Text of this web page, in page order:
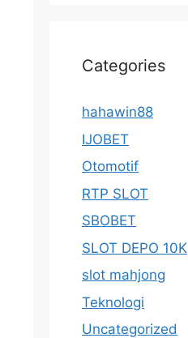
Categories
hahawin88
IJOBET
Otomotif
RTP SLOT
SBOBET
SLOT DEPO 10K
slot mahjong
Teknologi
Uncategorized